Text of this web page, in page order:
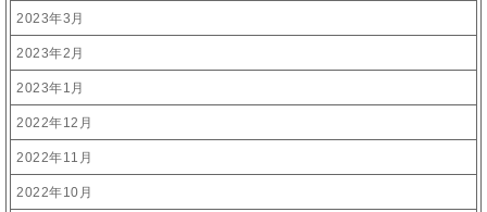
2023年3月
2023年2月
2023年1月
2022年12月
2022年11月
2022年10月